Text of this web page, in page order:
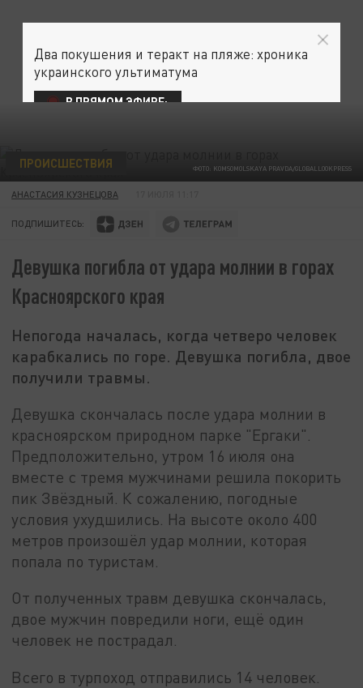
ФОТО: KOMSOMOLSKAYA PRAVDA/GLOBALLOOKPRESS
ПРОИСШЕСТВИЯ
АНАСТАСИЯ КУЗНЕЦОВА
ПОДПИШИТЕСЬ:
Девушка погибла от удара молнии в горах
Красноярского края
Непогода началась, когда четверо человек
карабкались по горе. Девушка погибла, двое
получили травмы.
Девушка скончалась после удара молнии в
красноярском природном парке "Ергаки".
Предположительно, утром 16 июля она
вместе с тремя мужчинами решила покорить
пик Звёздный. К сожалению, погодные
условия ухудшились. На высоте около 400
метров произошёл удар молнии, которая
попала по туристам.
От полученных травм девушка скончалась,
двое мужчин повредили ноги, ещё один
человек не пострадал.
Всего в турпоход отправились 14 человек.
Два покушения и теракт на пляже: хроника
украинского ультиматума
В ПРЯМОМ ЭФИРЕ: